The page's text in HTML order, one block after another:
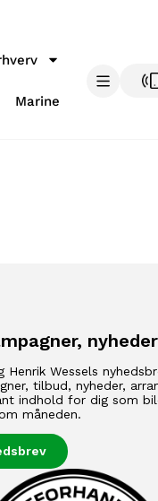
Marine
Henrik Wessels
tilbud, nyheder,
indhold for dig som
måneden.